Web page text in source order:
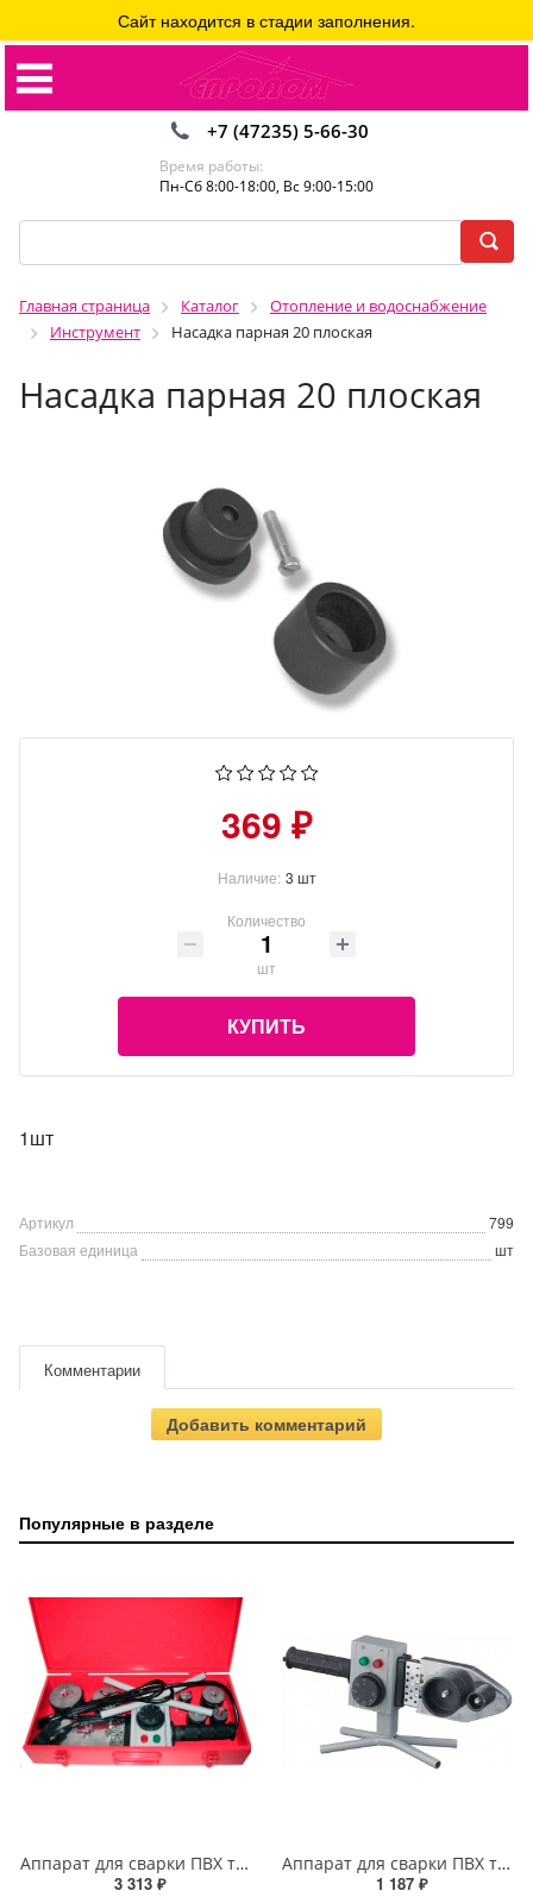
+7 (47235) 5-66-30
Время работы:
Пн-Сб 8:00-18:00, Вс 9:00-15:00
Главная страница Каталог
Отопление и водоснабжение
Инструмент
Насадка парная 20 плоская
Насадка парная 20 плоская
Сайт находится в стадии заполнения.
369 ₽
Наличие: 3 шт
Количество
шт
КУПИТЬ
1шт
Артикул
799
Базовая единица
шт
Комментарии
Добавить комментарий
Популярные в разделе
Аппарат для сварки ПВХ труб АСПТ-1000 Ресанта
3 313 ₽
Аппарат для сварки ПВХ труб АСПТ-600 Ресанта
1 187 ₽